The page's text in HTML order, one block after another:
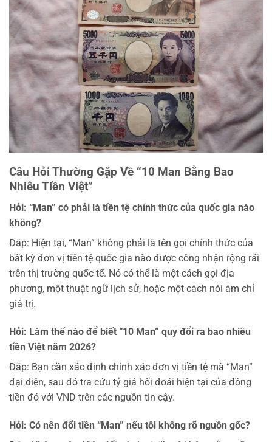
Câu Hỏi Thường Gặp Về “10 Man Bằng Bao
Nhiêu Tiền Việt”
Hỏi: “Man” có phải là tiền tệ chính thức của quốc gia nào
không?
Đáp: Hiện tại, “Man” không phải là tên gọi chính thức của
bất kỳ đơn vị tiền tệ quốc gia nào được công nhận rộng rãi
trên thị trường quốc tế. Nó có thể là một cách gọi địa
phương, một thuật ngữ lịch sử, hoặc một cách nói ám chỉ
giá trị.
Hỏi: Làm thế nào để biết “10 Man” quy đổi ra bao nhiêu
tiền Việt năm 2026?
Đáp: Bạn cần xác định chính xác đơn vị tiền tệ mà “Man”
đại diện, sau đó tra cứu tỷ giá hối đoái hiện tại của đồng
tiền đó với VND trên các nguồn tin cậy.
Hỏi: Có nên đổi tiền “Man” nếu tôi không rõ nguồn gốc?